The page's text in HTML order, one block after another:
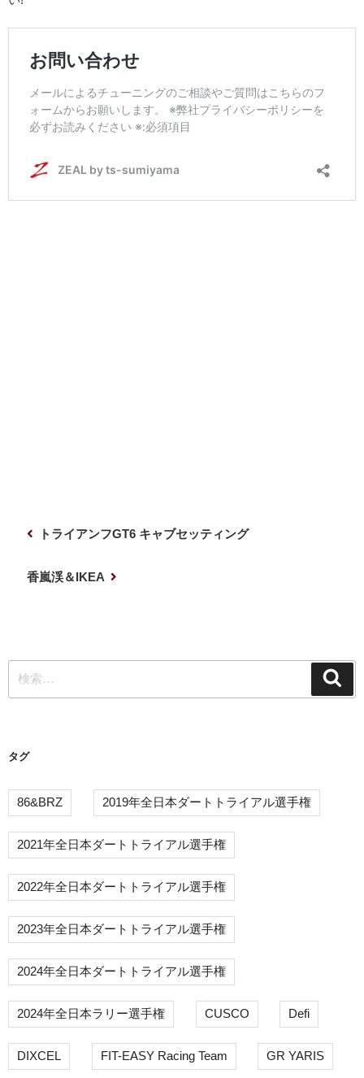
シ
ョ
トライアンフGT6 キャブセッティング
香嵐渓＆IKEA
索:
タグ
86&BRZ 2019年全日本ダートトライアル選手権
2021年全日本ダートトライアル選手権
2022年全日本ダートトライアル選手権
2023年全日本ダートトライアル選手権
2024年全日本ダートトライアル選手権
2024年全日本ラリー選手権 CUSCO Defi
DIXCEL FIT-EASY Racing Team GR YARIS